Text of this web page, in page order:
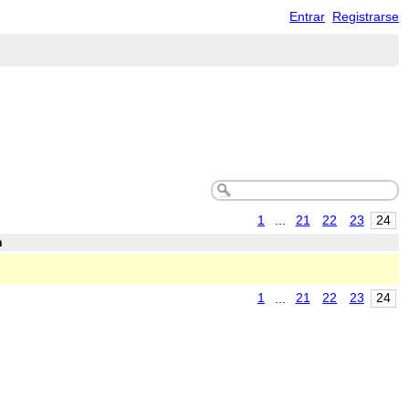
Entrar Registrarse
1 21 22 23
24
1 21 22 23 24